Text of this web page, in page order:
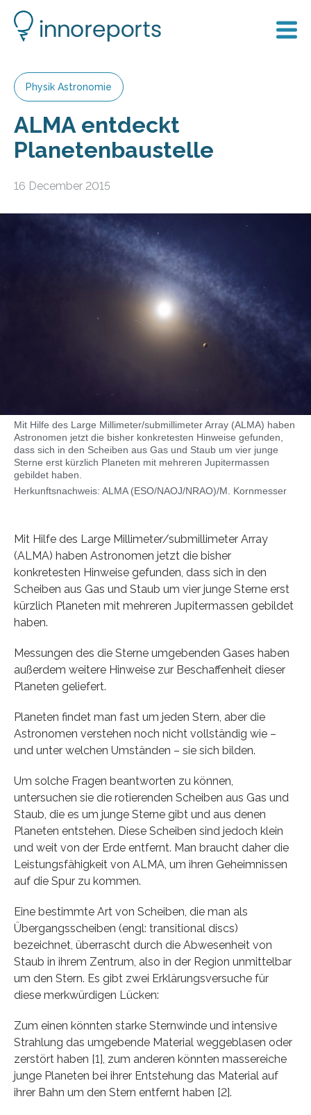
Physik Astronomie
ALMA entdeckt
Planetenbaustelle
16 December 2015
Mit Hilfe des Large Millimeter/submillimeter Array (ALMA) haben
Astronomen jetzt die bisher konkretesten Hinweise gefunden,
dass sich in den Scheiben aus Gas und Staub um vier junge
Sterne erst kürzlich Planeten mit mehreren Jupitermassen
gebildet haben.
Herkunftsnachweis: ALMA (ESO/NAOJ/NRAO)/M. Kornmesser
Mit Hilfe des Large Millimeter/submillimeter Array
(ALMA) haben Astronomen jetzt die bisher
konkretesten Hinweise gefunden, dass sich in den
Scheiben aus Gas und Staub um vier junge Sterne erst
kürzlich Planeten mit mehreren Jupitermassen gebildet
haben.
Messungen des die Sterne umgebenden Gases haben
außerdem weitere Hinweise zur Beschaffenheit dieser
Planeten geliefert.
Planeten findet man fast um jeden Stern, aber die
Astronomen verstehen noch nicht vollständig wie –
und unter welchen Umständen – sie sich bilden.
Um solche Fragen beantworten zu können,
untersuchen sie die rotierenden Scheiben aus Gas und
Staub, die es um junge Sterne gibt und aus denen
Planeten entstehen. Diese Scheiben sind jedoch klein
und weit von der Erde entfernt. Man braucht daher die
Leistungsfähigkeit von ALMA, um ihren Geheimnissen
auf die Spur zu kommen.
Eine bestimmte Art von Scheiben, die man als
Übergangsscheiben (engl: transitional discs)
bezeichnet, überrascht durch die Abwesenheit von
Staub in ihrem Zentrum, also in der Region unmittelbar
um den Stern. Es gibt zwei Erklärungsversuche für
diese merkwürdigen Lücken:
Zum einen könnten starke Sternwinde und intensive
Strahlung das umgebende Material weggeblasen oder
zerstört haben [1], zum anderen könnten massereiche
junge Planeten bei ihrer Entstehung das Material auf
ihrer Bahn um den Stern entfernt haben [2].